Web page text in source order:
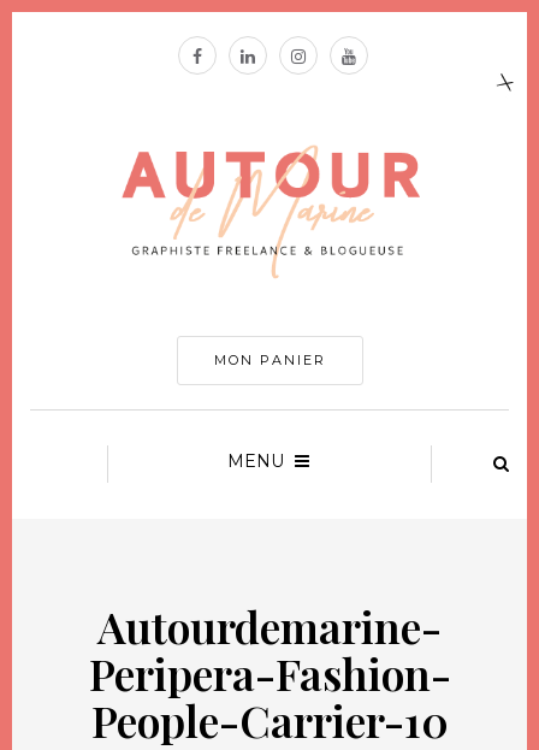
MON PANIER
MENU
Autourdemarine-
Peripera-Fashion-
People-Carrier-10